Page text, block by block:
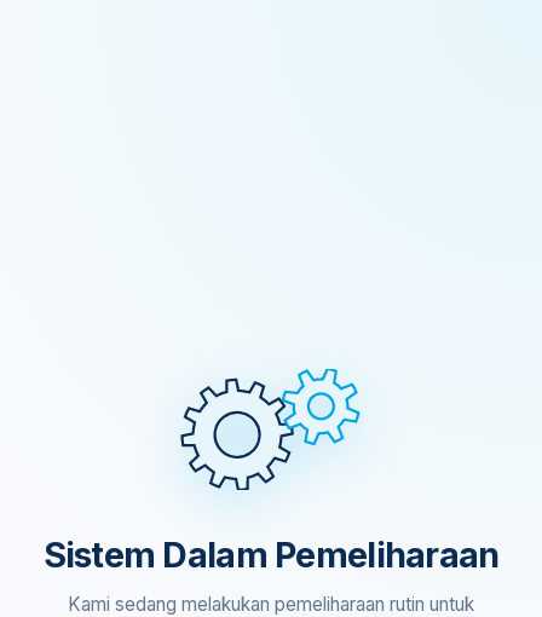
Sistem Dalam Pemeliharaan
Kami sedang melakukan pemeliharaan rutin untuk